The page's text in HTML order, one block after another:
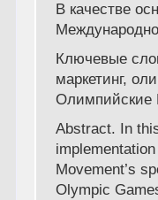
В качестве
Ключевые
маркетинг,
Олимпийские
Abstract. In
Movement’s
Olympic